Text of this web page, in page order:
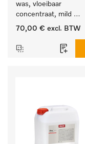
was, vloeibaar
concentraat, mild
alkalisch, 10 l voor het
en gevoelig textiel.
70,00 € excl. BTW